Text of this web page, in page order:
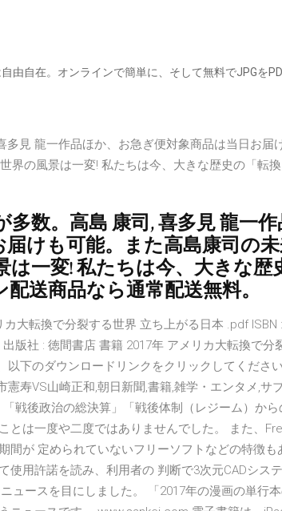
由自在。オンラインで簡単に、そして無料でJPGを
見 龍一作品ほか、お急ぎ便対象商品は当日お届
界の風景は一変! 私たちは今、大きな歴史の「転
数。高島 康司, 喜多見 龍一
けも可能。また高島康司の
は一変! 私たちは今、大きな歴
送商品なら通常配送無料。
大転換で分裂する世界 立ち上がる日本 .pdf ISBN :
版社 : 徳間書店 書籍 2017年 アメリカ大転換で分
下のダウンロードリンクをクリックしてくださ
寿VS山崎正和,朝日新聞,書籍,雑学・エンタメ,サ
戦後政治の総決算」「戦後体制（レジーム）から
とは一度や二度ではありませんでした。 また、
間が 定められていないフリーソフトなどの特徴も
用許諾を読み、利用者の 判断で3次元CADシス
ュースを目にしました。 「2017年の漫画の単行